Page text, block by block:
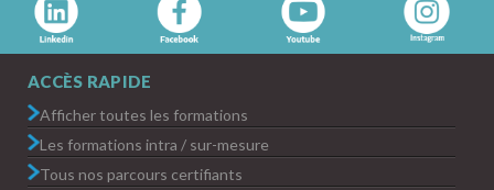
WEBINAIRES
ACCÈS RAPIDE
Afficher toutes les formations
Les formations intra / sur-mesure
Tous nos parcours certifiants